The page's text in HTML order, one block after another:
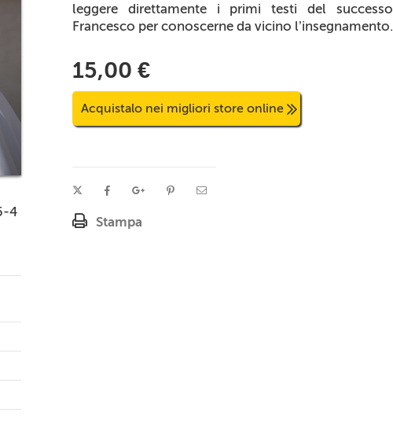
4
leggere direttamente i primi testi del
Francesco per conoscerne da vicino l’insegnamento.
15,00 €
Acquistalo nei migliori store online
Stampa